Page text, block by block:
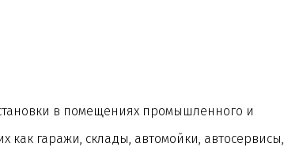
в помещениях промышленного и
как гаражи, склады, автомойки, автосервисы,